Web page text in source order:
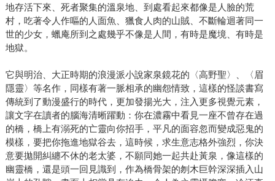
地存活下來、死者聚集的溫泉地、到處看起來都像是人臉的荒
村，吃著令人作嘔的人面魚、獵食人肉的山賊、不斷輪迴著同一
世的少女，蠟庵所到之處幾乎不像是人間，有時是魔境、有時是
地獄。
它與明治、大正時期的浪漫派小說家泉鏡花的〈高野聖〉、〈眉
隱靈〉等名作，同樣有著一脈相承的幽怨情致，這樣的怪談書寫
傳統到了動漫盛行的時代，更加發揚光大，注入更多視覺元素，
讓文字在讀者的腦海清晰躍動：你在濃霧中看見一座不曾存在過
的橋，橋上有溺死的亡靈向你招手，平凡的面容忽而變成惡鬼的
模樣，要把你拖進地獄谷去，這時候，求生意志格外強烈，你決
意要拋開糾纏不休的老太婆，不願同她一起共赴黃泉，像這樣的
幽靈橋，還是頭一回見識到，作為橋骨架的刎木巨幹深深插入山